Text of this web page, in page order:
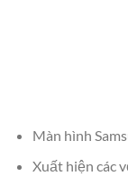
Màn hình
Xuất hiện các